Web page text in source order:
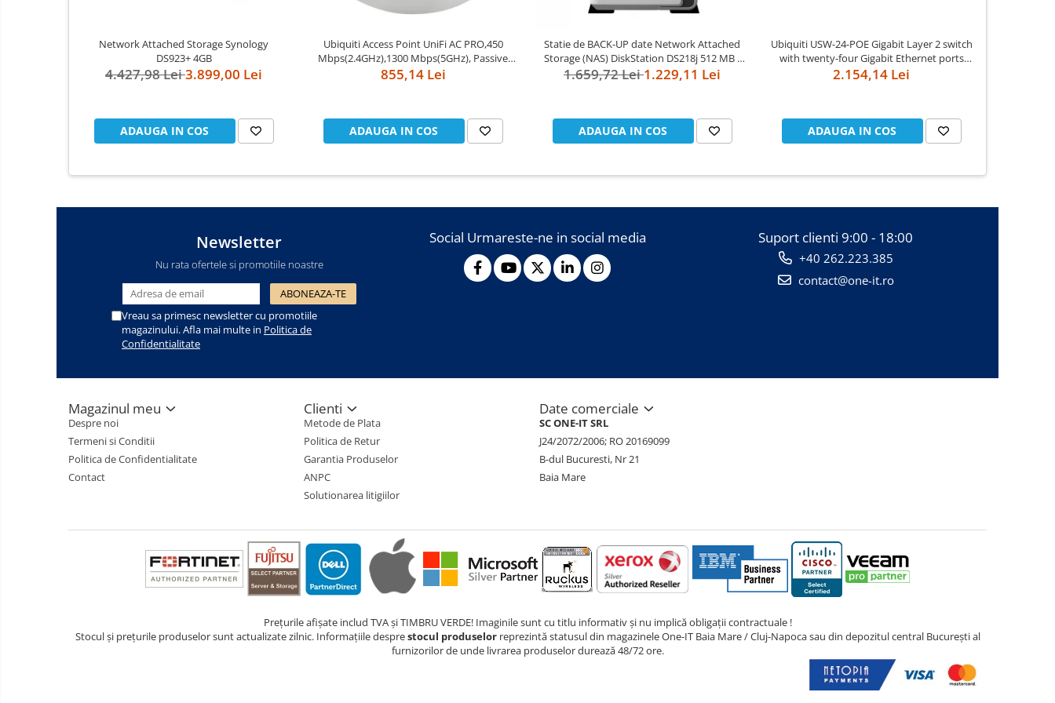
Multifunctionale
Imprimante 3D
Televizoare & accesorii
Network Attached Storage Synology
DS923+ 4GB
4.427,98 Lei3.899,00 Lei
ADAUGA IN COS
Ubiquiti Access Point UniFi AC PRO,450
Mbps(2.4GHz),1300 Mbps(5GHz), Passive
PoE, 48V 0.5A PoE Adapter included,
855,14 Lei
ADAUGA IN COS
Statie de BACK-UP date Network Attached
Storage (NAS) DiskStation DS218j 512 MB -
Synology
1.659,72 Lei1.229,11 Lei
ADAUGA IN COS
Ubiquiti USW-24-POE Gigabit Layer 2 switch
with twenty-four Gigabit Ethernet ports
including sixteen auto-sensing 802.3at PoE+
2.154,14 Lei
ADAUGA IN COS
Newsletter
Nu rata ofertele si promotiile noastre
Vreau sa primesc newsletter cu promotiile
magazinului. Afla mai multe in Politica de
Confidentialitate
Social Urmareste-ne in social media Suport clienti 9:00 - 18:00
+40 262.223.385
contact@one-it.ro
Magazinul meu
Despre noi
Termeni si Conditii
Politica de Confidentialitate
Contact
Clienti
Metode de Plata
Politica de Retur
Garantia Produselor
ANPC
Solutionarea litigiilor
Date comerciale
SC ONE-IT SRL
J24/2072/2006; RO 20169099
B-dul Bucuresti, Nr 21
Baia Mare
Prețurile afișate includ TVA și TIMBRU VERDE! Imaginile sunt cu titlu informativ și nu implică obligații contractuale !
Stocul și prețurile produselor sunt actualizate zilnic. Informațiile desprestocul produselorreprezintă statusul din magazinele One-IT Baia Mare / Cluj-Napoca sau din depozitul central București al
furnizorilor de unde livrarea produselor durează 48/72 ore.